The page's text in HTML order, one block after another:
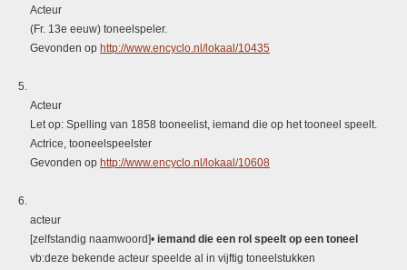
Acteur
(Fr. 13e eeuw) toneelspeler.
Gevonden op http://www.encyclo.nl/lokaal/10435
Acteur
Let op: Spelling van 1858 tooneelist, iemand die op het tooneel speelt.
Actrice, tooneelspeelster
Gevonden op http://www.encyclo.nl/lokaal/10608
acteur
[zelfstandig naamwoord]• iemand die een rol speelt op een toneel
vb:deze bekende acteur speelde al in vijftig toneelstukken